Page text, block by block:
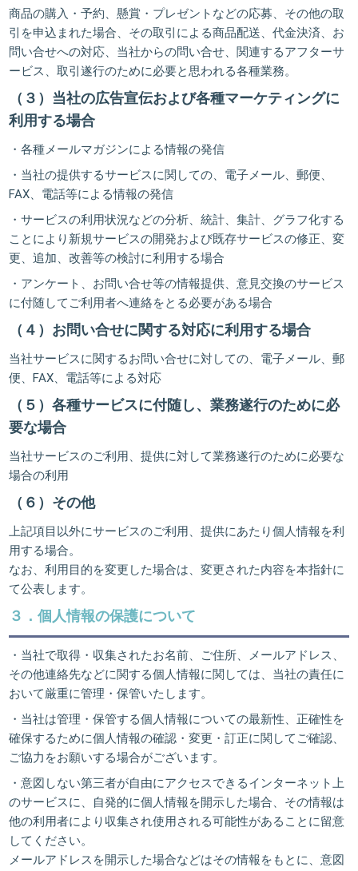
商品の購入・予約、懸賞・プレゼントなどの応募、その他の取
引を申込まれた場合、その取引による商品配送、代金決済、お
問い合せへの対応、当社からの問い合せ、関連するアフターサ
ービス、取引遂行のために必要と思われる各種業務。
（３）当社の広告宣伝および各種マーケティングに
利用する場合
・各種メールマガジンによる情報の発信
・当社の提供するサービスに関しての、電子メール、郵便、
FAX、電話等による情報の発信
・サービスの利用状況などの分析、統計、集計、グラフ化する
ことにより新規サービスの開発および既存サービスの修正、変
更、追加、改善等の検討に利用する場合
・アンケート、お問い合せ等の情報提供、意見交換のサービス
に付随してご利用者へ連絡をとる必要がある場合
（４）お問い合せに関する対応に利用する場合
当社サービスに関するお問い合せに対しての、電子メール、郵
便、FAX、電話等による対応
（５）各種サービスに付随し、業務遂行のために必
要な場合
当社サービスのご利用、提供に対して業務遂行のために必要な
場合の利用
（６）その他
上記項目以外にサービスのご利用、提供にあたり個人情報を利
用する場合。
なお、利用目的を変更した場合は、変更された内容を本指針に
て公表します。
３．個人情報の保護について
・当社で取得・収集されたお名前、ご住所、メールアドレス、
その他連絡先などに関する個人情報に関しては、当社の責任に
おいて厳重に管理・保管いたします。
・当社は管理・保管する個人情報についての最新性、正確性を
確保するために個人情報の確認・変更・訂正に関してご確認、
ご協力をお願いする場合がございます。
・意図しない第三者が自由にアクセスできるインターネット上
のサービスに、自発的に個人情報を開示した場合、その情報は
他の利用者により収集され使用される可能性があることに留意
してください。
メールアドレスを開示した場合などはその情報をもとに、意図